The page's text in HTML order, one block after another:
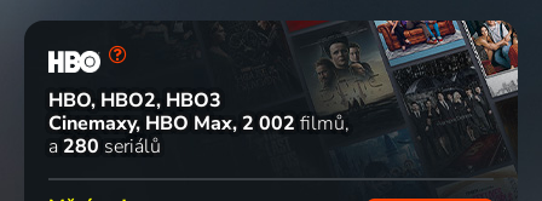
HBO, HBO2, HBO3
Cinemaxy, HBO Max 2 002 filmů
a 280 seriálů